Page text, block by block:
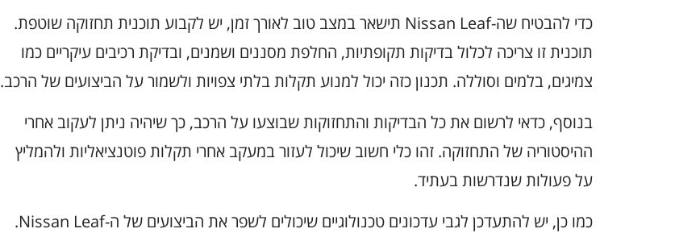
כדי להבטיח שה-Nissan Leaf תישאר במצב טוב לאורך זמן, יש לקבוע תוכנית תחזוקה שוטפת.
תוכנית זו צריכה לכלול בדיקות תקופתיות, החלפת מסננים ושמנים, ובדיקת רכיבים עיקריים כמו
צמיגים, בלמים וסוללה. תכנון כזה יכול למנוע תקלות בלתי צפויות ולשמור על הביצועים של הרכב.
בנוסף, כדאי לרשום את כל הבדיקות והתחזוקות שבוצעו על הרכב, כך שיהיה ניתן לעקוב אחרי
ההיסטוריה של התחזוקה. זהו כלי חשוב שיכול לעזור במעקב אחרי תקלות פוטנציאליות ולהמליץ
על פעולות שנדרשות בעתיד.
כמו כן, יש להתעדכן לגבי עדכונים טכנולוגיים שיכולים לשפר את הביצועים של ה-Nissan Leaf.